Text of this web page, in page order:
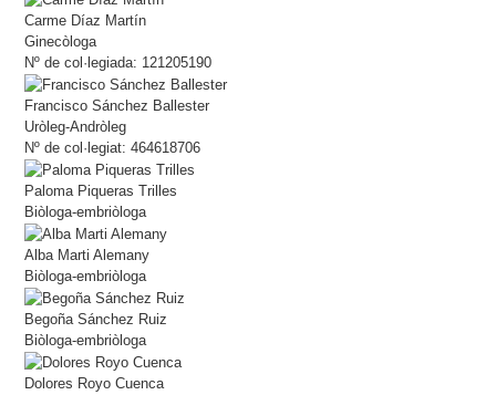
Carme Díaz Martín
Ginecòloga
Nº de col·legiada: 121205190
Francisco Sánchez Ballester
Uròleg-Andròleg
Nº de col·legiat: 464618706
Paloma Piqueras Trilles
Biòloga-embriòloga
Alba Marti Alemany
Biòloga-embriòloga
Begoña Sánchez Ruiz
Biòloga-embriòloga
Dolores Royo Cuenca